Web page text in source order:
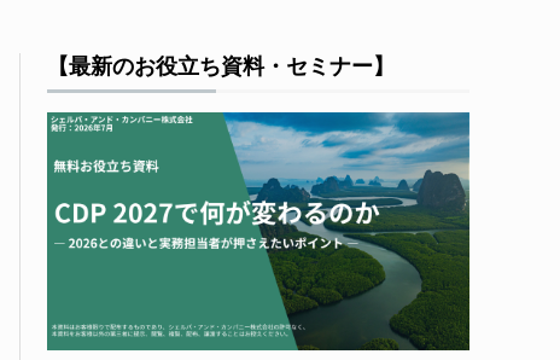
【最新のお役立ち資料・セミナー】